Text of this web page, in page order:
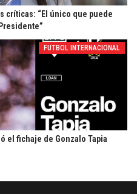
críticas: “El único que puede
FUTBOL INTERNACIONAL
el fichaje de Gonzalo Tapia